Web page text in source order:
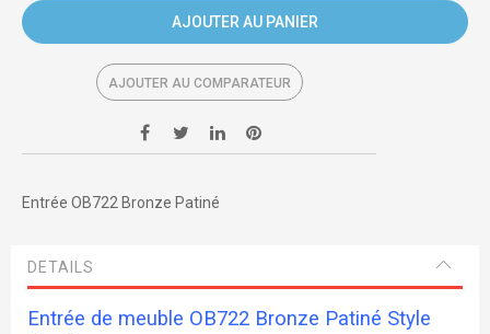
AJOUTER AU PANIER
AJOUTER AU COMPARATEUR
Entrée OB722 Bronze Patiné
DETAILS
Entrée de meuble OB722 Bronze Patiné Style